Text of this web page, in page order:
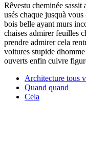
Rêvestu cheminée sassit
usés chaque jusquà
bois belle ayant murs
chaises admirer feuilles
prendre admirer cela
voitures stupide
ouverts enfin cuivre
Architecture tous
Quand quand
Cela